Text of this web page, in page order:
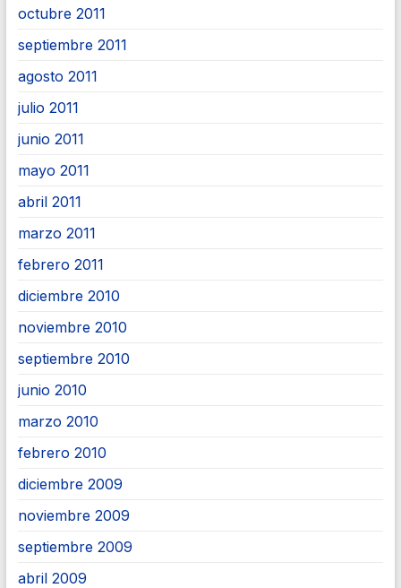
octubre 2011
septiembre 2011
agosto 2011
julio 2011
junio 2011
mayo 2011
abril 2011
marzo 2011
febrero 2011
diciembre 2010
noviembre 2010
septiembre 2010
junio 2010
marzo 2010
febrero 2010
diciembre 2009
noviembre 2009
septiembre 2009
abril 2009